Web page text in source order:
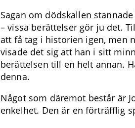
Sagan om dödskallen
– vissa berättelser gör ju det.
att få tag i historien igen, men
visade det sig att han i sitt
berättelsen till en helt annan.
denna.
Något som däremot består är
enkelhet. Den är en förträfflig